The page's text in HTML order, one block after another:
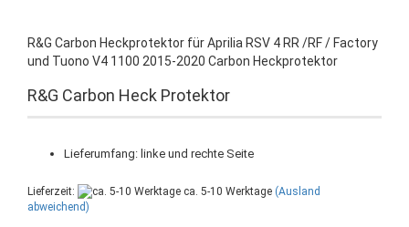
R&G Carbon Heckprotektor für Aprilia RSV 4 RR /RF / Factory
und Tuono V4 1100 2015-2020 Carbon Heckprotektor
R&G Carbon Heck Protektor
Lieferumfang: linke und rechte Seite
Lieferzeit: ca. 5-10 Werktage (Ausland
abweichend)